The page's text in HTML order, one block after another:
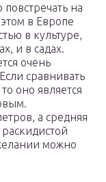
на
в Европе
в культуре,
и в садах.
очень
сравнивать
оно является
а средняя
можно